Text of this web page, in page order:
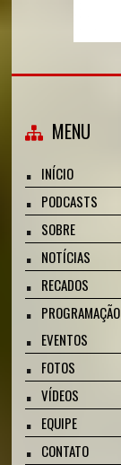
MENU
INÍCIO
PODCASTS
SOBRE
NOTÍCIAS
RECADOS
PROGRAMAÇÃO
EVENTOS
FOTOS
VÍDEOS
EQUIPE
CONTATO